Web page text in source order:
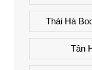
Thái Hà
Tân